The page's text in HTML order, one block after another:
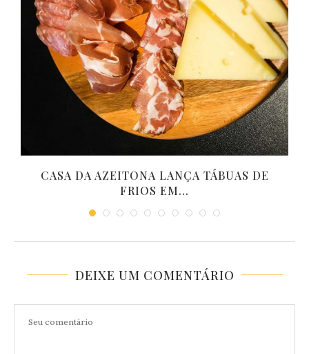
CASA DA AZEITONA LANÇA TÁBUAS DE
FRIOS EM...
DEIXE UM COMENTÁRIO